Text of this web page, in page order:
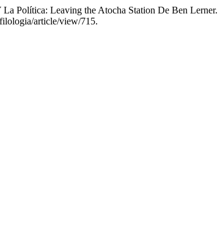
Política: Leaving the Atocha Station De Ben Lerner.
article/view/715.